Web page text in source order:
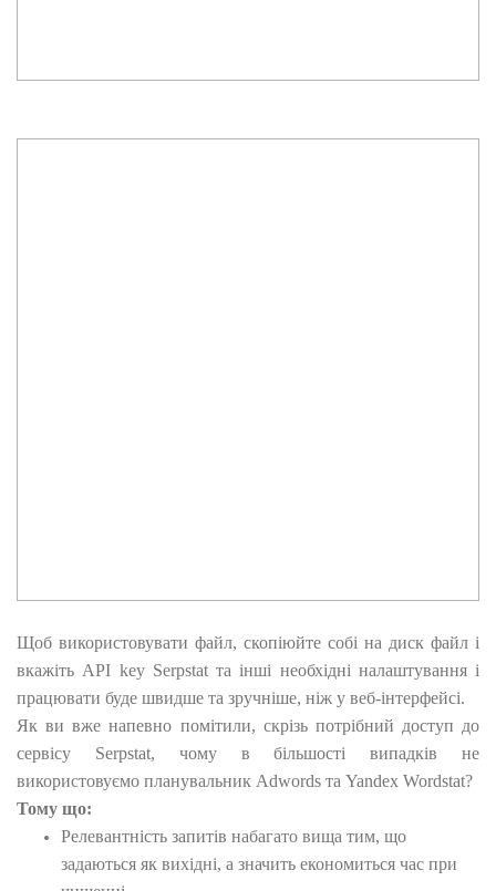
Щоб використовувати файл, скопіюйте собі на диск файл і
вкажіть API key Serpstat та інші необхідні налаштування і
працювати буде швидше та зручніше, ніж у веб-інтерфейсі.
Як ви вже напевно помітили, скрізь потрібний доступ до
сервісу Serpstat, чому в більшості випадків не
використовуємо планувальник Adwords та Yandex Wordstat?
Тому що:
Релевантність запитів набагато вища тим, що
задаються як вихідні, а значить економиться час при